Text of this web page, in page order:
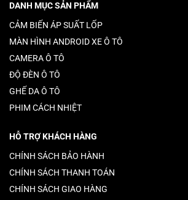
DANH MỤC SẢN PHẨM
CẢM BIẾN ÁP SUẤT LỐP
MÀN HÌNH ANDROID XE Ô TÔ
CAMERA Ô TÔ
ĐỘ ĐÈN Ô TÔ
GHẾ DA Ô TÔ
PHIM CÁCH NHIỆT
HỖ TRỢ KHÁCH HÀNG
CHÍNH SÁCH BẢO HÀNH
CHÍNH SÁCH THANH TOÁN
CHÍNH SÁCH GIAO HÀNG